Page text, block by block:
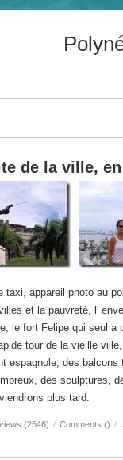
de la ville,
appareil photo au
et la pauvreté, l'
le fort Felipe qui seul
tour de la vieille
espagnole, des
des sculptures,
plus tard.
(2546) / Comments () /